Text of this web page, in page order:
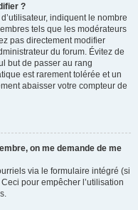
?
indiquent le nombre
tels que les modérateurs
pas directement modifier
du forum. Évitez de
but de passer au rang
est rarement tolérée et un
abaisser votre compteur de
on me demande de me
via le formulaire intégré (si
pour empêcher l’utilisation